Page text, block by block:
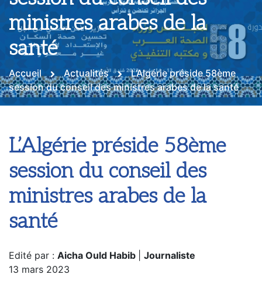
ministres arabes de la
santé
Accueil Actualités
L’Algérie préside 58ème
session du conseil des ministres arabes de la santé
L’Algérie préside 58ème
session du conseil des
ministres arabes de la
santé
Edité par : Aicha Ould Habib
Journaliste
13 mars 2023